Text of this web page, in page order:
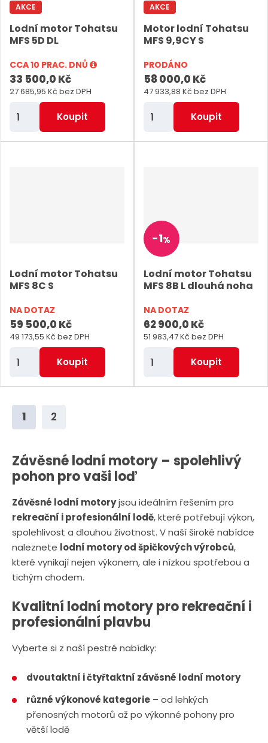
e
t
e
t
AKCE
Lodní motor Tohatsu
MFS 5D DL
33 500,0 Kč
27 685,95 Kč bez DPH
ě
t
Koupit
CCA 10 PRAC. DNŮ
AKCE
Motor lodní Tohatsu
MFS 9,9CY S
58 000,0 Kč
47 933,88 Kč bez DPH
ě
o
č
t
Koupit
PRODÁNO
Lodní motor Tohatsu
MFS 8C S
59 500,0 Kč
49 173,55 Kč bez DPH
ě
n
p
o
e
t
Koupit
NA DOTAZ
-1%
Lodní motor Tohatsu
MFS 8B L dlouhá noha
62 900,0 Kč
51 983,47 Kč bez DPH
ě
p
e
t
Koupit
NA DOTAZ
1 2
Závěsné lodní motory – spolehlivý
pohon pro vaši loď
Závěsné lodní motoryjsou ideálním řešením pro
rekreační i profesionální lodě, které potřebují výkon,
spolehlivost a dlouhou životnost. V naší široké nabídce
naleznete lodní motory od špičkových výrobců,
které vynikají nejen výkonem, ale i nízkou spotřebou a
tichým chodem.
Kvalitní lodní motory pro rekreační i
profesionální plavbu
Vyberte si z naší pestré nabídky:
dvoutaktní i čtyřtaktní závěsné lodní motory
různé výkonové kategorie– od lehkých
přenosných motorů až po výkonné pohony pro
větší lodě